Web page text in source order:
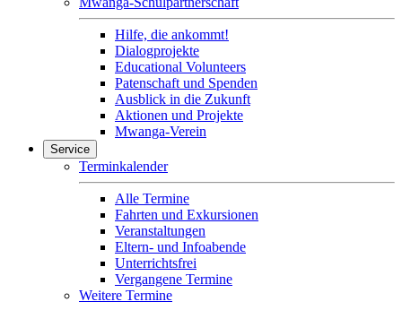
Hilfe, die ankommt!
Dialogprojekte
Educational Volunteers
Patenschaft und Spenden
Ausblick in die Zukunft
Aktionen und Projekte
Mwanga-Verein
Service
Terminkalender
Alle Termine
Fahrten und Exkursionen
Veranstaltungen
Eltern- und Infoabende
Unterrichtsfrei
Vergangene Termine
Weitere Termine